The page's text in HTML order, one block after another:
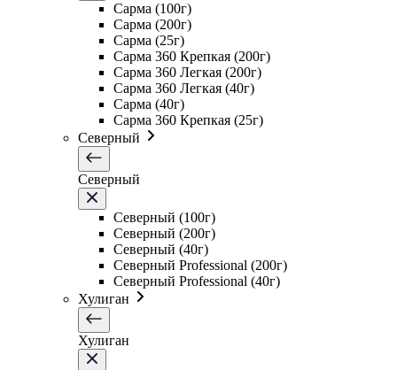
Сарма (100г)
Сарма (200г)
Сарма (25г)
Сарма 360 Крепкая (200г)
Сарма 360 Легкая (200г)
Сарма 360 Легкая (40г)
Сарма (40г)
Сарма 360 Крепкая (25г)
Северный
Северный
Северный (100г)
Северный (200г)
Северный (40г)
Северный Professional (200г)
Северный Professional (40г)
Хулиган
Хулиган